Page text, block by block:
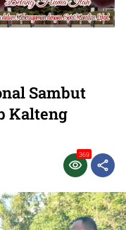
Sambut
Kalteng
369